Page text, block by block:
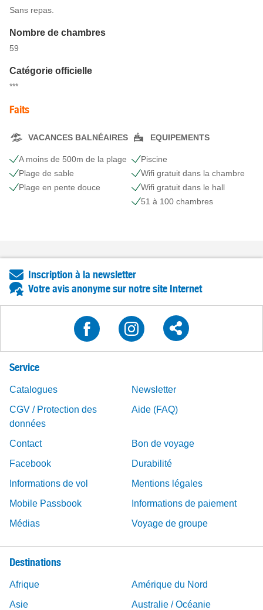
Sans repas.
Nombre de chambres
59
Catégorie officielle
***
Faits
VACANCES BALNÉAIRES
A moins de 500m de la plage
Plage de sable
Plage en pente douce
EQUIPEMENTS
Piscine
Wifi gratuit dans la chambre
Wifi gratuit dans le hall
51 à 100 chambres
Inscription à la newsletter
Votre avis anonyme sur notre site Internet
Service
Catalogues
Newsletter
CGV / Protection des
données
Aide (FAQ)
Contact
Bon de voyage
Facebook
Durabilité
Informations de vol
Mentions légales
Mobile Passbook
Informations de paiement
Médias
Voyage de groupe
Destinations
Afrique
Amérique du Nord
Asie
Australie / Océanie